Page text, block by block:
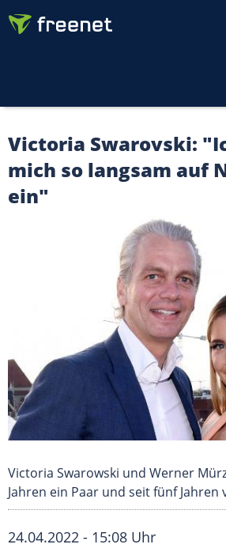
Victoria Swarovski:
mich so langsam auf
ein"
Victoria Swarowski und Werner
Jahren ein Paar und seit fünf Jahren
24.04.2022 - 15:08 Uhr